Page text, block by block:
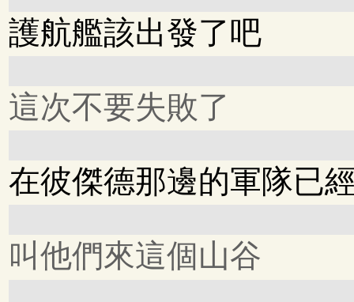
護航艦該出發了吧
這次不要失敗了
在彼傑德那邊的軍隊已
叫他們來這個山谷